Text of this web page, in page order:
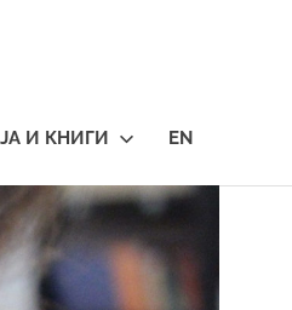
И КНИГИ EN